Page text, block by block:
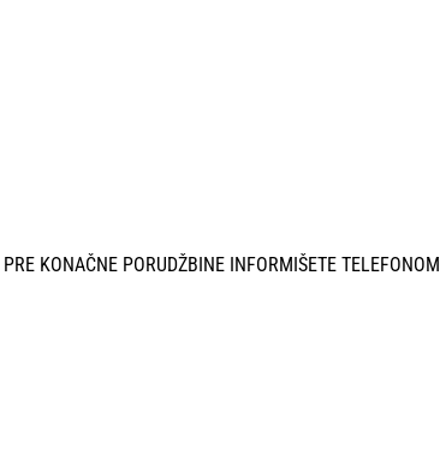
KONAČNE PORUDŽBINE INFORMIŠETE TELEFONOM